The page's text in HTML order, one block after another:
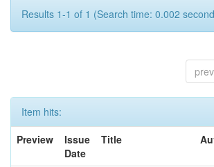
Results 1-1 of 1 (Search time: 0.002
Item hits:
Preview
Issue
Date
Title